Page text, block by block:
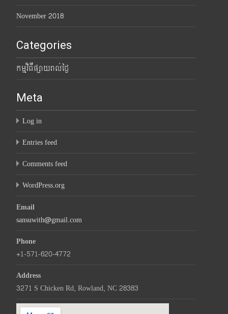
November 2018
Categories
កម្មវិធីផ្សាយរាល់ថ្ងៃ
Meta
Log in
Entries feed
Comments feed
WordPress.org
Email
sansuwith@gmail.com
Phone
+1-571-620-4772
Address
3271 S Chicken Rd, Rowland, NC 28383